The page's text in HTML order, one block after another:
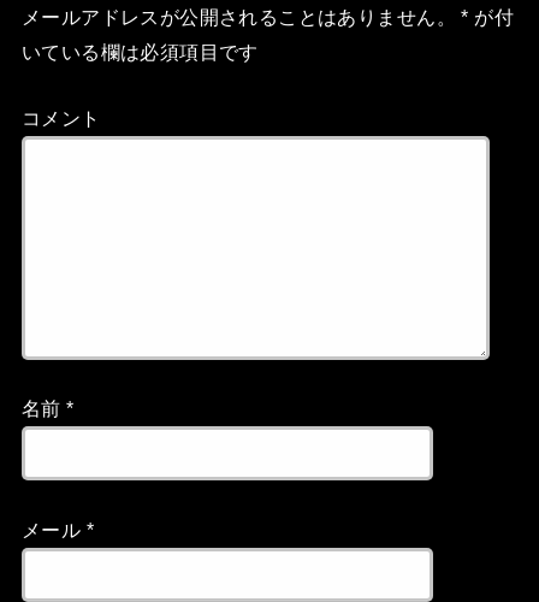
メールアドレスが公開されることはありません。 * が付
いている欄は必須項目です
コメント
名前*
メール *